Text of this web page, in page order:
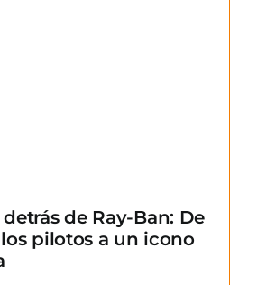
de Ray-Ban: De
los pilotos a un icono